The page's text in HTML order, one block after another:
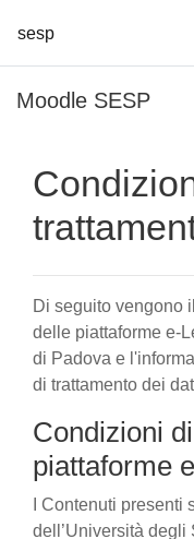
sesp
Moodle SESP
Di seguito vengono
delle piattaforme e-
di Padova e
di trattamento dei
Condizioni
piattaforme
I Contenuti
dell’Università degli